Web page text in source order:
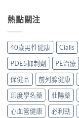
與
早
問
題〉
中
正
法
一
次
講
楚〉
中
心
用？
2026
香
港
家
實
測
評
整
2026：
常
見
副
用、
安
全
服
港
邊
買
正
貨？
2026
年
購
買
渠
道
熱點關注
40歲男性健康 Cialis
PDE5抑制劑
PE治療
保健品
前列腺健康
印度學名藥
壯陽藥
心血管健康
必利勁